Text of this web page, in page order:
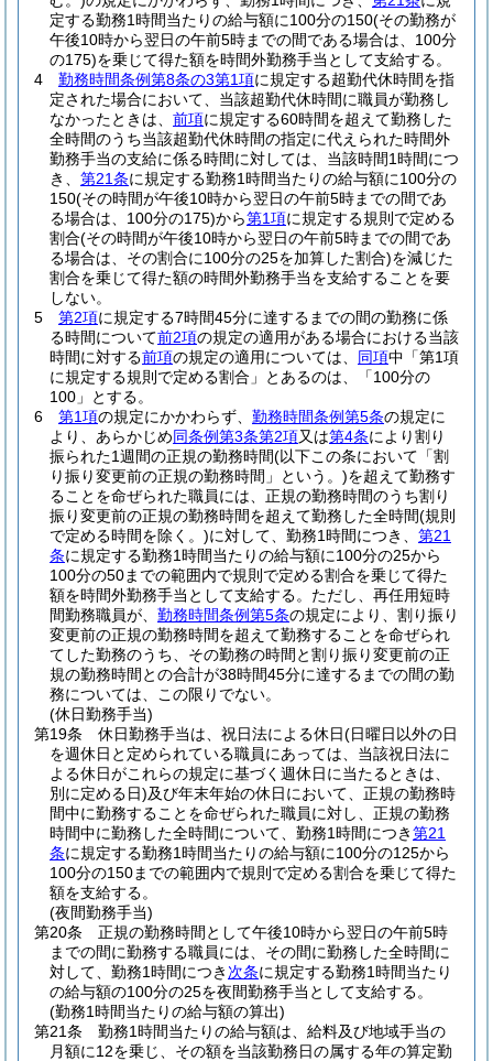
定する勤務1時間当たりの給与額に100分の150(その勤務が
午後10時から翌日の午前5時までの間である場合は、100分
の175)を乗じて得た額を時間外勤務手当として支給する。
4
勤務時間条例第8条の3第1項に規定する超勤代休時間を指
定された場合において、当該超勤代休時間に職員が勤務し
なかったときは、 前項に規定する60時間を超えて勤務した
全時間のうち当該超勤代休時間の指定に代えられた時間外
勤務手当の支給に係る時間に対しては、当該時間1時間につ
き、 第21条に規定する勤務1時間当たりの給与額に100分の
150(その時間が午後10時から翌日の午前5時までの間であ
る場合は、100分の175)から第1項に規定する規則で定める
割合(その時間が午後10時から翌日の午前5時までの間であ
る場合は、その割合に100分の25を加算した割合)を減じた
割合を乗じて得た額の時間外勤務手当を支給することを要
しない。
5
第2項に規定する7時間45分に達するまでの間の勤務に係
る時間について前2項の規定の適用がある場合における当該
時間に対する前項の規定の適用については、 同項中「第1項
に規定する規則で定める割合」とあるのは、「100分の
100」とする。
6
第1項の規定にかかわらず、 勤務時間条例第5条の規定に
より、あらかじめ同条例第3条第2項又は第4条により割り
振られた1週間の正規の勤務時間(以下この条において「割
り振り変更前の正規の勤務時間」という。)を超えて勤務す
ることを命ぜられた職員には、正規の勤務時間のうち割り
振り変更前の正規の勤務時間を超えて勤務した全時間(規則
で定める時間を除く。)に対して、勤務1時間につき、 第21
条に規定する勤務1時間当たりの給与額に100分の25から
100分の50までの範囲内で規則で定める割合を乗じて得た
額を時間外勤務手当として支給する。 ただし、再任用短時
間勤務職員が、 勤務時間条例第5条の規定により、割り振り
変更前の正規の勤務時間を超えて勤務することを命ぜられ
てした勤務のうち、その勤務の時間と割り振り変更前の正
規の勤務時間との合計が38時間45分に達するまでの間の勤
務については、この限りでない。
(休日勤務手当)
第19条
休日勤務手当は、祝日法による休日(日曜日以外の日
を週休日と定められている職員にあっては、当該祝日法に
よる休日がこれらの規定に基づく週休日に当たるときは、
別に定める日)及び年末年始の休日において、正規の勤務時
間中に勤務することを命ぜられた職員に対し、正規の勤務
時間中に勤務した全時間について、勤務1時間につき第21
条に規定する勤務1時間当たりの給与額に100分の125から
100分の150までの範囲内で規則で定める割合を乗じて得た
額を支給する。
(夜間勤務手当)
第20条
正規の勤務時間として午後10時から翌日の午前5時
までの間に勤務する職員には、その間に勤務した全時間に
対して、勤務1時間につき 次条に規定する勤務1時間当たり
の給与額の100分の25を夜間勤務手当として支給する。
(勤務1時間当たりの給与額の算出)
第21条
勤務1時間当たりの給与額は、給料及び地域手当の
月額に12を乗じ、その額を当該勤務日の属する年の算定勤